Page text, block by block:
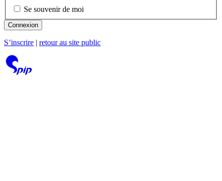
Se souvenir de moi
Connexion
S’inscrire retour au site public